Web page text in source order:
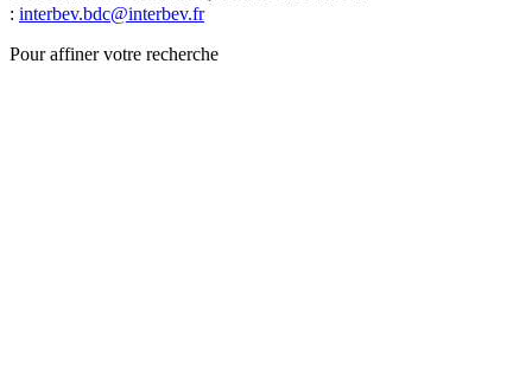
: interbev.bdc@interbev.fr
Pour affiner votre recherche